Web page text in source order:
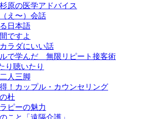
原の医学アドバイス
え〜）会話
日本語
ですよ
ラダにいい話
で学んだ 無限リピート接客術
聴いたり
人三脚
！カップル・カウンセリング
杜
ピーの魅力
こと「遠隔介護」